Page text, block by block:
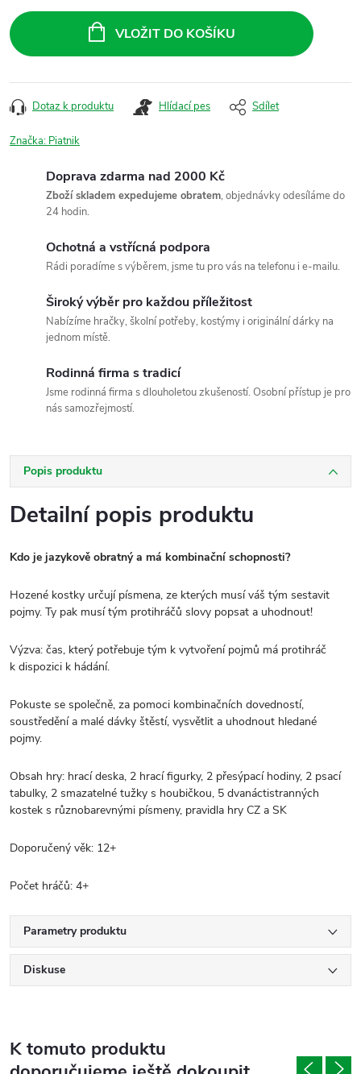
cena:
VLOŽIT DO KOŠÍKU
Dotaz k produktu Hlídací pes Sdílet
Značka: Piatnik
Doprava zdarma nad 2000 Kč
Zboží skladem expedujeme obratem, objednávky odesíláme do
24 hodin.
Ochotná a vstřícná podpora
Rádi poradíme s výběrem, jsme tu pro vás na telefonu i e-mailu.
Široký výběr pro každou příležitost
Nabízíme hračky, školní potřeby, kostýmy i originální dárky na
jednom místě.
Rodinná firma s tradicí
Jsme rodinná firma s dlouholetou zkušeností. Osobní přístup je pro
nás samozřejmostí.
Popis produktu
Detailní popis produktu
Kdo je jazykově obratný a má kombinační schopnosti?
Hozené kostky určují písmena, ze kterých musí váš tým sestavit
pojmy. Ty pak musítým protihráčů slovy popsat a uhodnout!
Výzva: čas, který potřebuje tým k vytvoření pojmů má protihráč
k dispozici k hádání.
Pokuste se společně, za pomoci kombinačních dovedností,
soustředění a malé dávky štěstí, vysvětlit a uhodnout hledané
pojmy.
Obsah hry: hrací deska, 2 hrací figurky, 2 přesýpací hodiny, 2 psací
tabulky, 2 smazatelné tužky s houbičkou, 5 dvanáctistranných
kostek s různobarevnými písmeny, pravidla hry CZ a SK
Doporučený věk: 12+
Počet hráčů: 4+
Parametry produktu
Diskuse
K tomuto produktu